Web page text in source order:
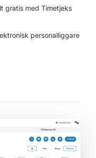
gratis med Timetjeks
personalliggare